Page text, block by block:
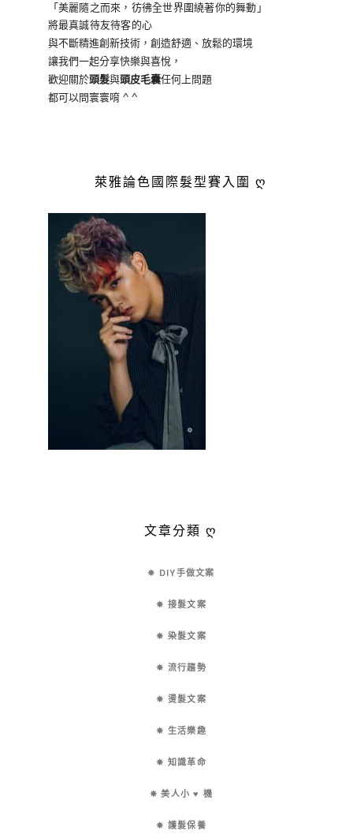
「美麗隨之而來，彷彿全世界圍繞著你的舞動」
將最真誠待友待客的心
與不斷精進創新技術，創造舒適、放鬆的環境
讓我們一起分享快樂與喜悅，
歡迎關於頭髮與頭皮毛囊任何上問題
都可以問寰寰唷 ^ ^
萊雅論色國際髮型賽入圍 ღ
文章分類 ღ
✵ DIY手做文案
✵ 接髮文案
✵ 染髮文案
✵ 流行趨勢
✵ 燙髮文案
✵ 生活樂趣
✵ 知識革命
✵ 美人小 ♥ 機
✵ 護髮保養